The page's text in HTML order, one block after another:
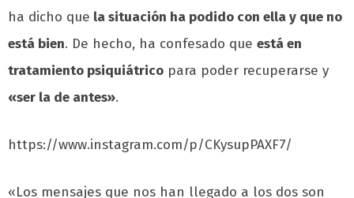
ha dicho que la situación ha podido con ella y que no
está bien. De hecho, ha confesado que está en
tratamiento psiquiátrico para poder recuperarse y
«ser la de antes».
https://www.instagram.com/p/CKysupPAXF7/
«Los mensajes que nos han llegado a los dos son